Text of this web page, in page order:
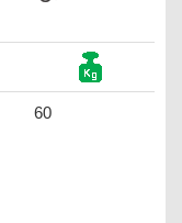
60